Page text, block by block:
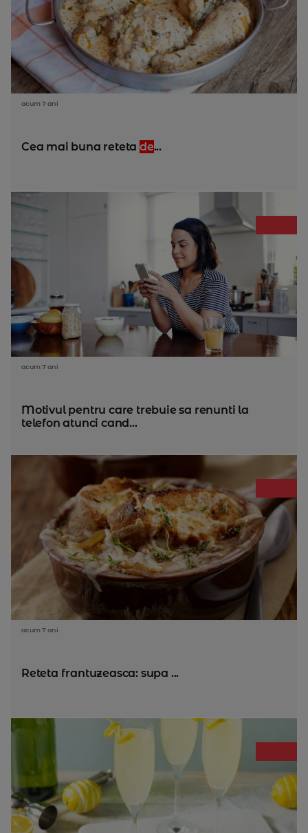
acum 7 ani
Cea mai buna retetade...
acum 7 ani
Motivul pentru care trebuie sa renunti la
telefon atunci cand...
acum 7 ani
Reteta frantuzeasca: supa ...